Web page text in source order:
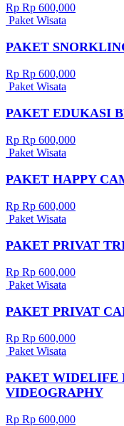
Rp Rp 600,000
Paket Wisata
PAKET
Rp Rp 600,000
Paket Wisata
PAKET EDUKASI
Rp Rp 600,000
Paket Wisata
PAKET HAPPY
Rp Rp 600,000
Paket Wisata
PAKET PRIVAT
Rp Rp 600,000
Paket Wisata
PAKET PRIVAT
Rp Rp 600,000
Paket Wisata
PAKET WIDELIFE
VIDEOGRAPHY
Rp Rp 600,000